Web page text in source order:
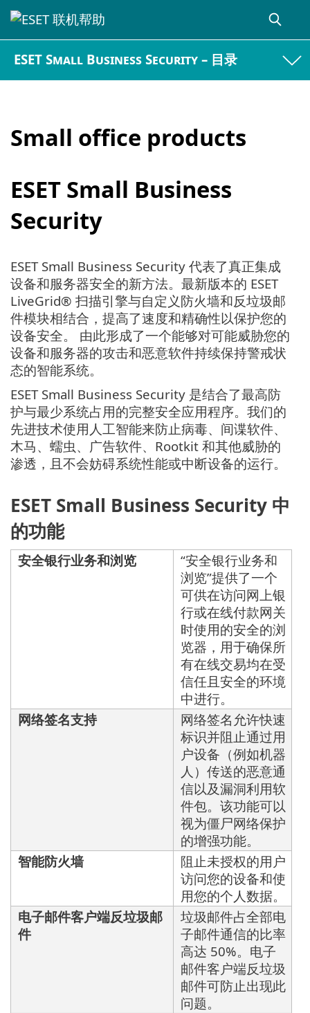
ESET Small Business Security – 目录
Small office products
ESET Small Business
Security
ESET Small Business Security 代表了真正集成
设备和服务器安全的新方法。最新版本的 ESET
LiveGrid® 扫描引擎与自定义防火墙和反垃圾邮
件模块相结合，提高了速度和精确性以保护您的
设备安全。 由此形成了一个能够对可能威胁您的
设备和服务器的攻击和恶意软件持续保持警戒状
态的智能系统。
ESET Small Business Security 是结合了最高防
护与最少系统占用的完整安全应用程序。我们的
先进技术使用人工智能来防止病毒、间谍软件、
木马、蠕虫、广告软件、Rootkit 和其他威胁的
渗透，且不会妨碍系统性能或中断设备的运行。
ESET Small Business Security 中
的功能
安全银行业务和浏览
“安全银行业务和
浏览”提供了一个
可供在访问网上银
行或在线付款网关
时使用的安全的浏
览器，用于确保所
有在线交易均在受
信任且安全的环境
中进行。
网络签名支持
网络签名允许快速
标识并阻止通过用
户设备（例如机器
人）传送的恶意通
信以及漏洞利用软
件包。该功能可以
视为僵尸网络保护
的增强功能。
智能防火墙
阻止未授权的用户
访问您的设备和使
用您的个人数据。
电子邮件客户端反垃圾邮
件
垃圾邮件占全部电
子邮件通信的比率
高达 50%。电子
邮件客户端反垃圾
邮件可防止出现此
问题。